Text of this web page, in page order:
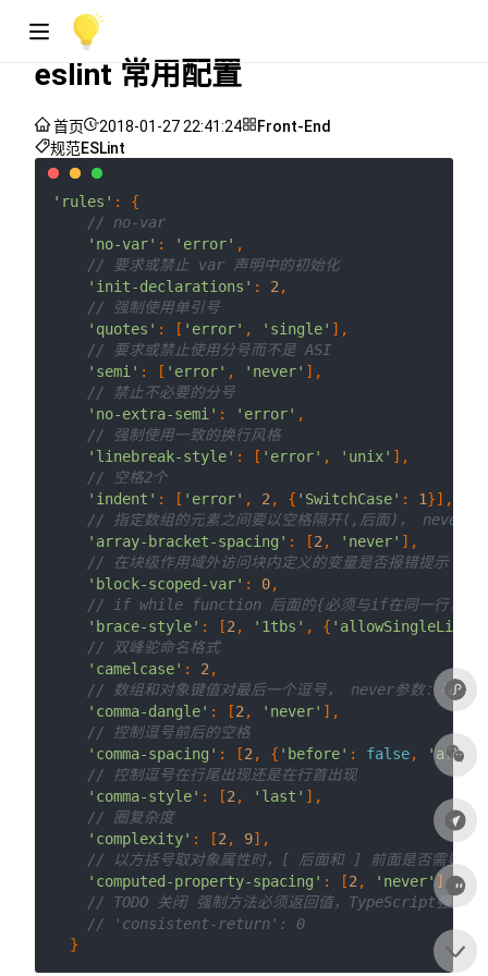
eslint 常用配置
首页 2018-01-27 22:41:24
Front-End
规范ESLint
'rules' : {
// no-var
'no-var' : 'error'
// 要求或禁止 var 声明中的初始化
'init-declarations' : 2
// 强制使用单引号
'quotes' : [ 'error' 'single' ],
// 要求或禁止使用分号而不是 ASI
'semi' : [ 'error' 'never' ],
// 禁止不必要的分号
'no-extra-semi' : 'error'
// 强制使用一致的换行风格
'linebreak-style' : [ 'error' 'unix' ],
// 空格2个
'indent' : [ 'error' 2 , { 'SwitchCase' : 1}],
// 指定数组的元素之间要以空格隔开(,后面)， never
'array-bracket-spacing' : [2 'never' ],
// 在块级作用域外访问块内定义的变量是否报错提示
'block-scoped-var' : 0
// if while function 后面的{必须与if在同一行，
'brace-style' : [2 '1tbs' , { 'allowSingleLine'
// 双峰驼命名格式
'camelcase' : 2
// 数组和对象键值对最后一个逗号， never参数：不能
'comma-dangle' : [2 'never' ],
// 控制逗号前后的空格
'comma-spacing' : [2 , { 'before' : false
'after'
// 控制逗号在行尾出现还是在行首出现
'comma-style' : [2 'last' ],
// 圈复杂度
'complexity' : [2 9],
// 以方括号取对象属性时，[ 后面和 ] 前面是否需要
'computed-property-spacing' : [2 'never'],
// TODO 关闭 强制方法必须返回值，TypeScript强类型
// 'consistent-return': 0